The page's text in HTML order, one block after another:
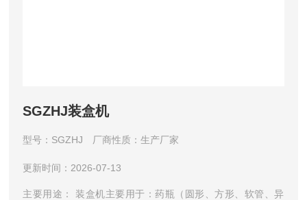
SGZHJ装盒机
型号：SGZHJ 厂商性质：生产厂家
更新时间：2026-07-13
主要用途： 装盒机主要用于：药瓶（圆形、方形、软管、异